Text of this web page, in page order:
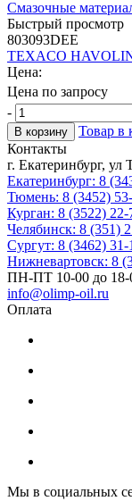
Быстрый просмотр
803093DEE
TEXACO
Цена:
Цена по запросу
-
В корзину
Товар в
Контакты
г. Екатеринбург, ул
Екатеринбург: 8
Тюмень: 8 (3452)
Курган: 8 (3522) 22-
Челябинск: 8 (351)
Сургут: 8 (3462) 31-
Нижневартовск: 8
ПН-ПТ 10-00 до 18-
info@olimp-oil.ru
Оплата
Мы в социальных